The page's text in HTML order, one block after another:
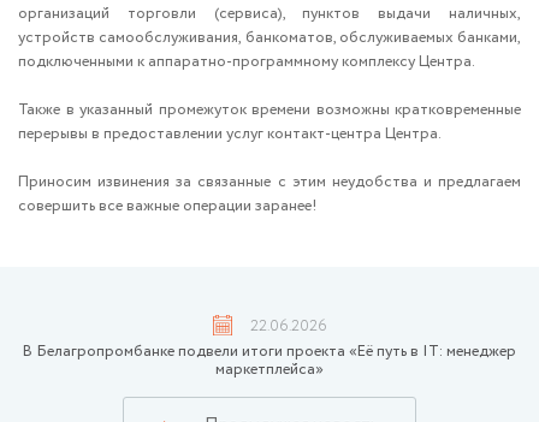
организаций торговли (сервиса), пунктов выдачи наличных,
устройств самообслуживания, банкоматов, обслуживаемых банками,
подключенными к аппаратно-программному комплексу Центра.
Также в указанный промежуток времени возможны кратковременные
перерывы в предоставлении услуг контакт-центра Центра.
Приносим извинения за связанные с этим неудобства и предлагаем
совершить все важные операции заранее!
22.06.2026
В Белагропромбанке подвели итоги проекта «Её путь в IT: менеджер
маркетплейса»